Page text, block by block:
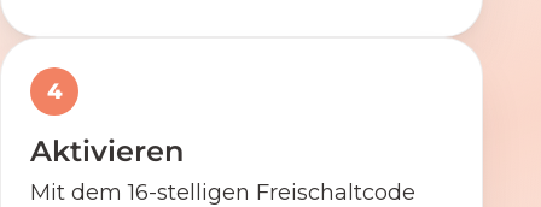
4
Aktivieren
Mit dem 16-stelligen Freischaltcode